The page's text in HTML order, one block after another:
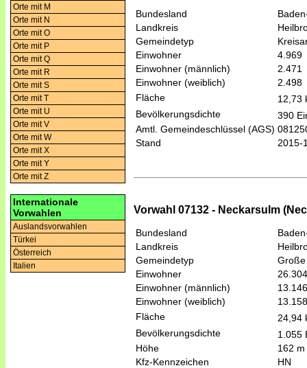
Orte mit M
Orte mit N
Orte mit O
Orte mit P
Orte mit Q
Orte mit R
Orte mit S
Orte mit T
Orte mit U
Orte mit V
Orte mit W
Orte mit X
Orte mit Y
Orte mit Z
Internationale
Vorwahlen
Auslandsvorwahlen
Türkei
Österreich
Italien
Bundesland
Landkreis
Gemeindetyp
Einwohner
4.969
Einwohner (männlich)
2.471
Einwohner (weiblich)
2.498
Fläche
12,73
Bevölkerungsdichte
390
Amtl. Gemeindeschlüssel (AGS)
Stand
2015-
Vorwahl 07132 - Neckarsulm
Bundesland
Landkreis
Gemeindetyp
Einwohner
26.304
Einwohner (männlich)
13.146
Einwohner (weiblich)
13.158
Fläche
24,94
Bevölkerungsdichte
1.055
Höhe
162
Kfz-Kennzeichen
HN